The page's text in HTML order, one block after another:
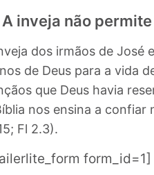
inveja não
dos irmãos de José
de Deus para a vida
que Deus havia
nos ensina a
Fl 2.3).
form_id=1]